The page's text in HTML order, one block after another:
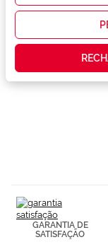
las
que realmente
contenidos
personalizados
Puedes
consultar más
información en
nuestra
Conselhos
Serviços
GARANTIA DE
SATISFAÇÃO